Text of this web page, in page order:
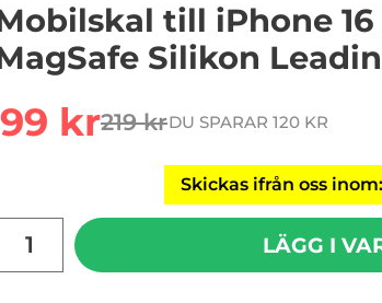
till iPhone 16
Silikon
rea pris
99 krtidigare pris
219 krDU SPARAR 120 KR
Skickas ifrån oss
LÄGG I